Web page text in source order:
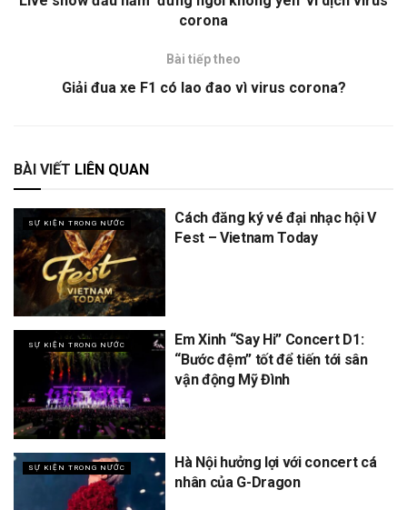
corona
Bài tiếp theo
Giải đua xe F1 có lao đao vì virus corona?
BÀI VIẾT LIÊN QUAN
SỰ KIỆN TRONG NƯỚC
Cách đăng ký vé đại nhạc hội V
Fest – Vietnam Today
SỰ KIỆN TRONG NƯỚC
Em Xinh “Say Hi” Concert D1:
“Bước đệm” tốt để tiến tới sân
vận động Mỹ Đình
SỰ KIỆN TRONG NƯỚC
Hà Nội hưởng lợi với concert cá
nhân của G-Dragon